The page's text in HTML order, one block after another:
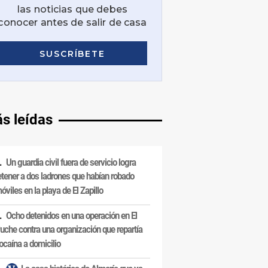
leídas
Un guardia civil fuera de servicio logra
a dos ladrones que habían robado
en la playa de El Zapillo
Ocho detenidos en una operación en El
contra una organización que repartía
a domicilio